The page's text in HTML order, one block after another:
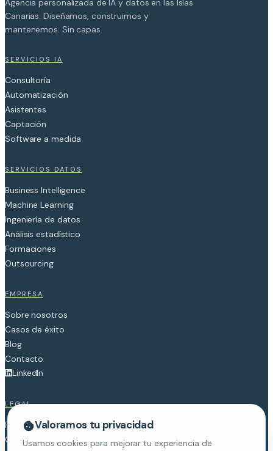
Agencia personalizada de IA y datos en las Islas
Canarias. Diseñamos, construimos y
mantenemos. Sin capas.
SERVICIOS IA
Consultoría
Automatización
Asistentes
Captación
Software a medida
SERVICIOS DATOS
Business Intelligence
Machine Learning
Ingeniería de datos
Análisis estadístico
Formaciones
Outsourcing
EMPRESA
Sobre nosotros
Casos de éxito
Blog
Contacto
LinkedIn
LEGAL
Privacidad
Cookies
Valoramos tu privacidad
Usamos cookies para mejorar tu experiencia de